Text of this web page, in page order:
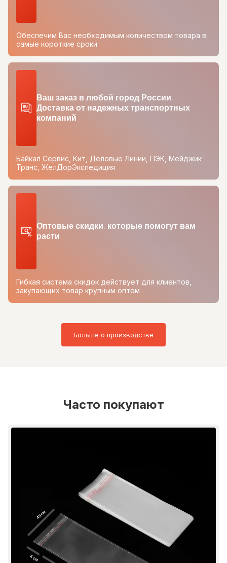
Обеспечим Вас необходимым количеством товара в
самые короткие сроки
Ваш заказ в любой город России.
Доставка от надежных транспортных
компаний
Байкал Сервис, Кит, Деловые Линии, ПЭК, Мейджик
Транс, ЖелДорЭкспедиция
Оптовые скидки, которые помогут вам
расти
Гибкая система скидок действует для клиентов,
закупающих товар крупным оптом
Больше о производстве
Часто покупают
45 см
4 см